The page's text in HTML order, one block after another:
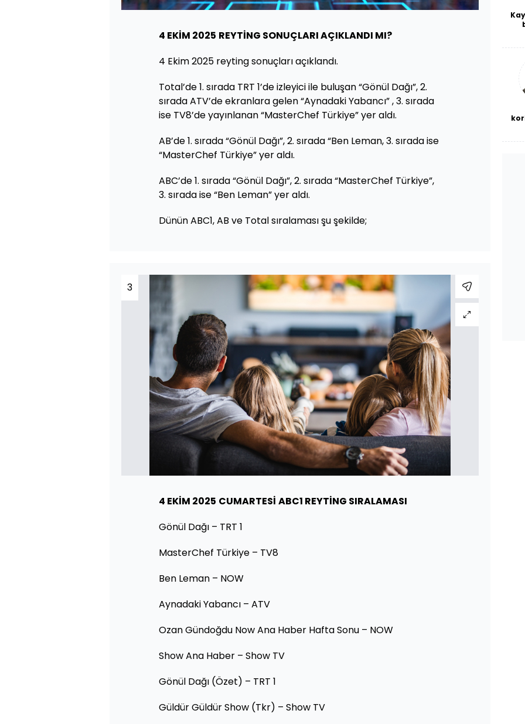
4 EKİM 2025 REYTİNG SONUÇLARI AÇIKLANDI MI?
4 Ekim 2025 reyting sonuçları açıklandı.
Total’de 1. sırada TRT 1’de izleyici ile buluşan “Gönül Dağı”, 2.
sırada ATV’de ekranlara gelen “Aynadaki Yabancı” , 3. sırada
ise TV8’de yayınlanan “MasterChef Türkiye” yer aldı.
AB’de 1. sırada “Gönül Dağı”, 2. sırada “Ben Leman, 3. sırada ise
“MasterChef Türkiye” yer aldı.
ABC’de 1. sırada “Gönül Dağı”, 2. sırada “MasterChef Türkiye”,
3. sırada ise “Ben Leman” yer aldı.
Dünün ABC1, AB ve Total sıralaması şu şekilde;
3
4 EKİM 2025 CUMARTESİ ABC1 REYTİNG SIRALAMASI
Gönül Dağı – TRT 1
MasterChef Türkiye – TV8
Ben Leman – NOW
Aynadaki Yabancı – ATV
Ozan Gündoğdu Now Ana Haber Hafta Sonu – NOW
Show Ana Haber – Show TV
Gönül Dağı (Özet) – TRT 1
Güldür Güldür Show (Tkr) – Show TV